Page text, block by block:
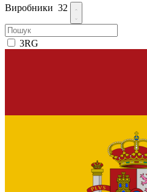
Виробники 32
3RG